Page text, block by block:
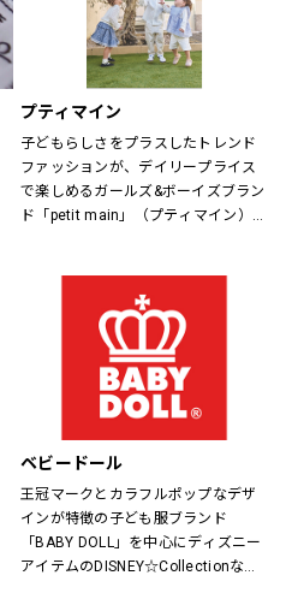
プティマイン
子どもらしさをプラスしたトレンド
ファッションが、デイリープライス
で楽しめるガールズ&ボーイズブラン
ド「petit main」（プティマイン）。
ベビードール
王冠マークとカラフルポップなデザ
インが特徴の子ども服ブランド
「BABY DOLL」を中心にディズニー
アイテムのDISNEY☆Collectionなど